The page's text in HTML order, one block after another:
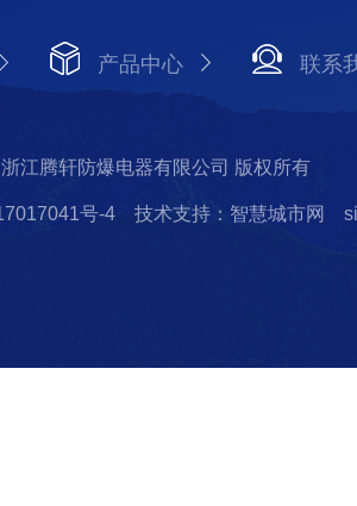
产品中心 联系
江腾轩防爆电器有限公司 版权所有
号-4 技术支持：智慧城市网